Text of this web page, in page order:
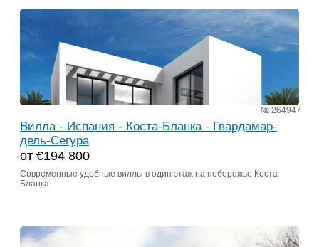
№ 264947
Вилла - Испания - Коста-Бланка - Гвардамар-
дель-Сегура
от €194 800
Современные удобные виллы в один этаж на побережье Коста-
Бланка.